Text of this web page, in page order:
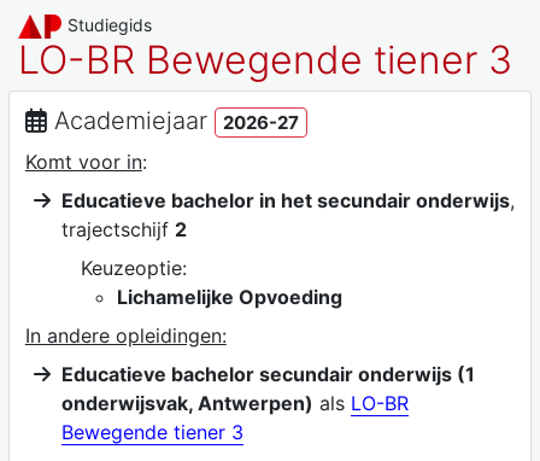
Studiegids
LO-BR Bewegende tiener 3
Academiejaar 2026-27
Komt voor in:
Educatieve bachelor in het secundair onderwijs,
trajectschijf 2
Keuzeoptie:
Lichamelijke Opvoeding
In andere opleidingen:
Educatieve bachelor secundair onderwijs (1
onderwijsvak, Antwerpen) als LO-BR
Bewegende tiener 3